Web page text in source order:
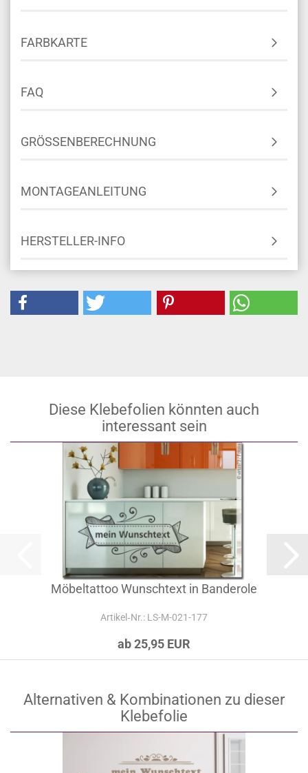
FARBKARTE
FAQ
GRÖSSENBERECHNUNG
MONTAGEANLEITUNG
HERSTELLER-INFO
Diese Klebefolien könnten auch
interessant sein
Möbeltattoo Wunschtext in Banderole
Artikel‑Nr.: LS-M-021-177
ab 25,95 EUR
Alternativen & Kombinationen zu dieser
Klebefolie